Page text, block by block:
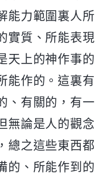
能力範圍裏人所
實質、所能表現
天上的神作事的
能作的。這裏有
、有關的，有一
無論是人的觀念
總之這些東西都
的、所能作到的